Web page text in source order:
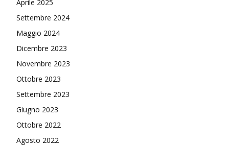
Aprile 2025
Settembre 2024
Maggio 2024
Dicembre 2023
Novembre 2023
Ottobre 2023
Settembre 2023
Giugno 2023
Ottobre 2022
Agosto 2022